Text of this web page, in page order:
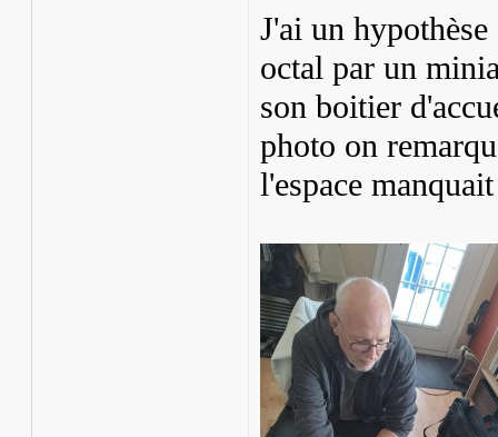
J'ai un
octal par un
son boitier
photo on
l'espace